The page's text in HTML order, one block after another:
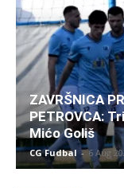
ZAVRŠNICA
PETROVCA:
Mićo Goliš
CG Fudbal - 6 Aug